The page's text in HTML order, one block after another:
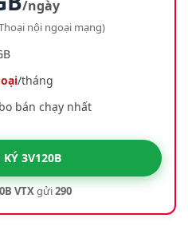
/ngày
nội ngoại mạng)
/tháng
bán chạy nhất
3V120B
VTXgửi290